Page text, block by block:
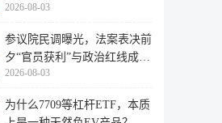
迁移潮
2026-08-03
参议院民调曝光，法案表决前
夕“官员获利”与政治红线成最
大
2026-08-03
为什么7709等杠杆ETF，本质